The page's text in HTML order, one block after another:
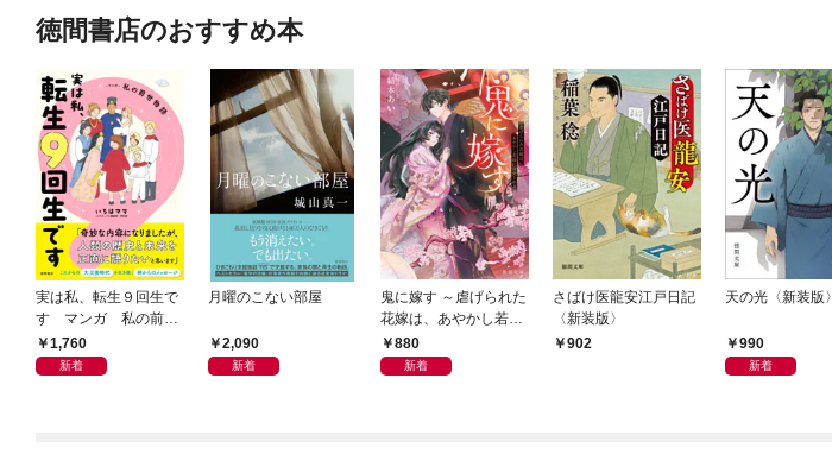
徳間書店のおすすめ本
実は私、転生９回生で
す マンガ 私の前世
物語1,760
新着
月曜のこない部屋
2,090
新着
鬼に嫁す ～虐げられた
花嫁は、あやかし若頭
に溺愛される～
880
新着
さばけ医龍安江戸日記
〈新装版〉
902
天の光〈新装版〉
990
新着